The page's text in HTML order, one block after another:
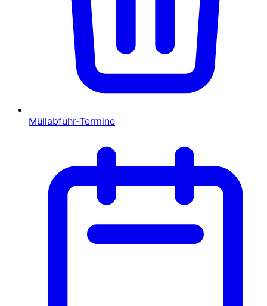
Müllabfuhr-Termine